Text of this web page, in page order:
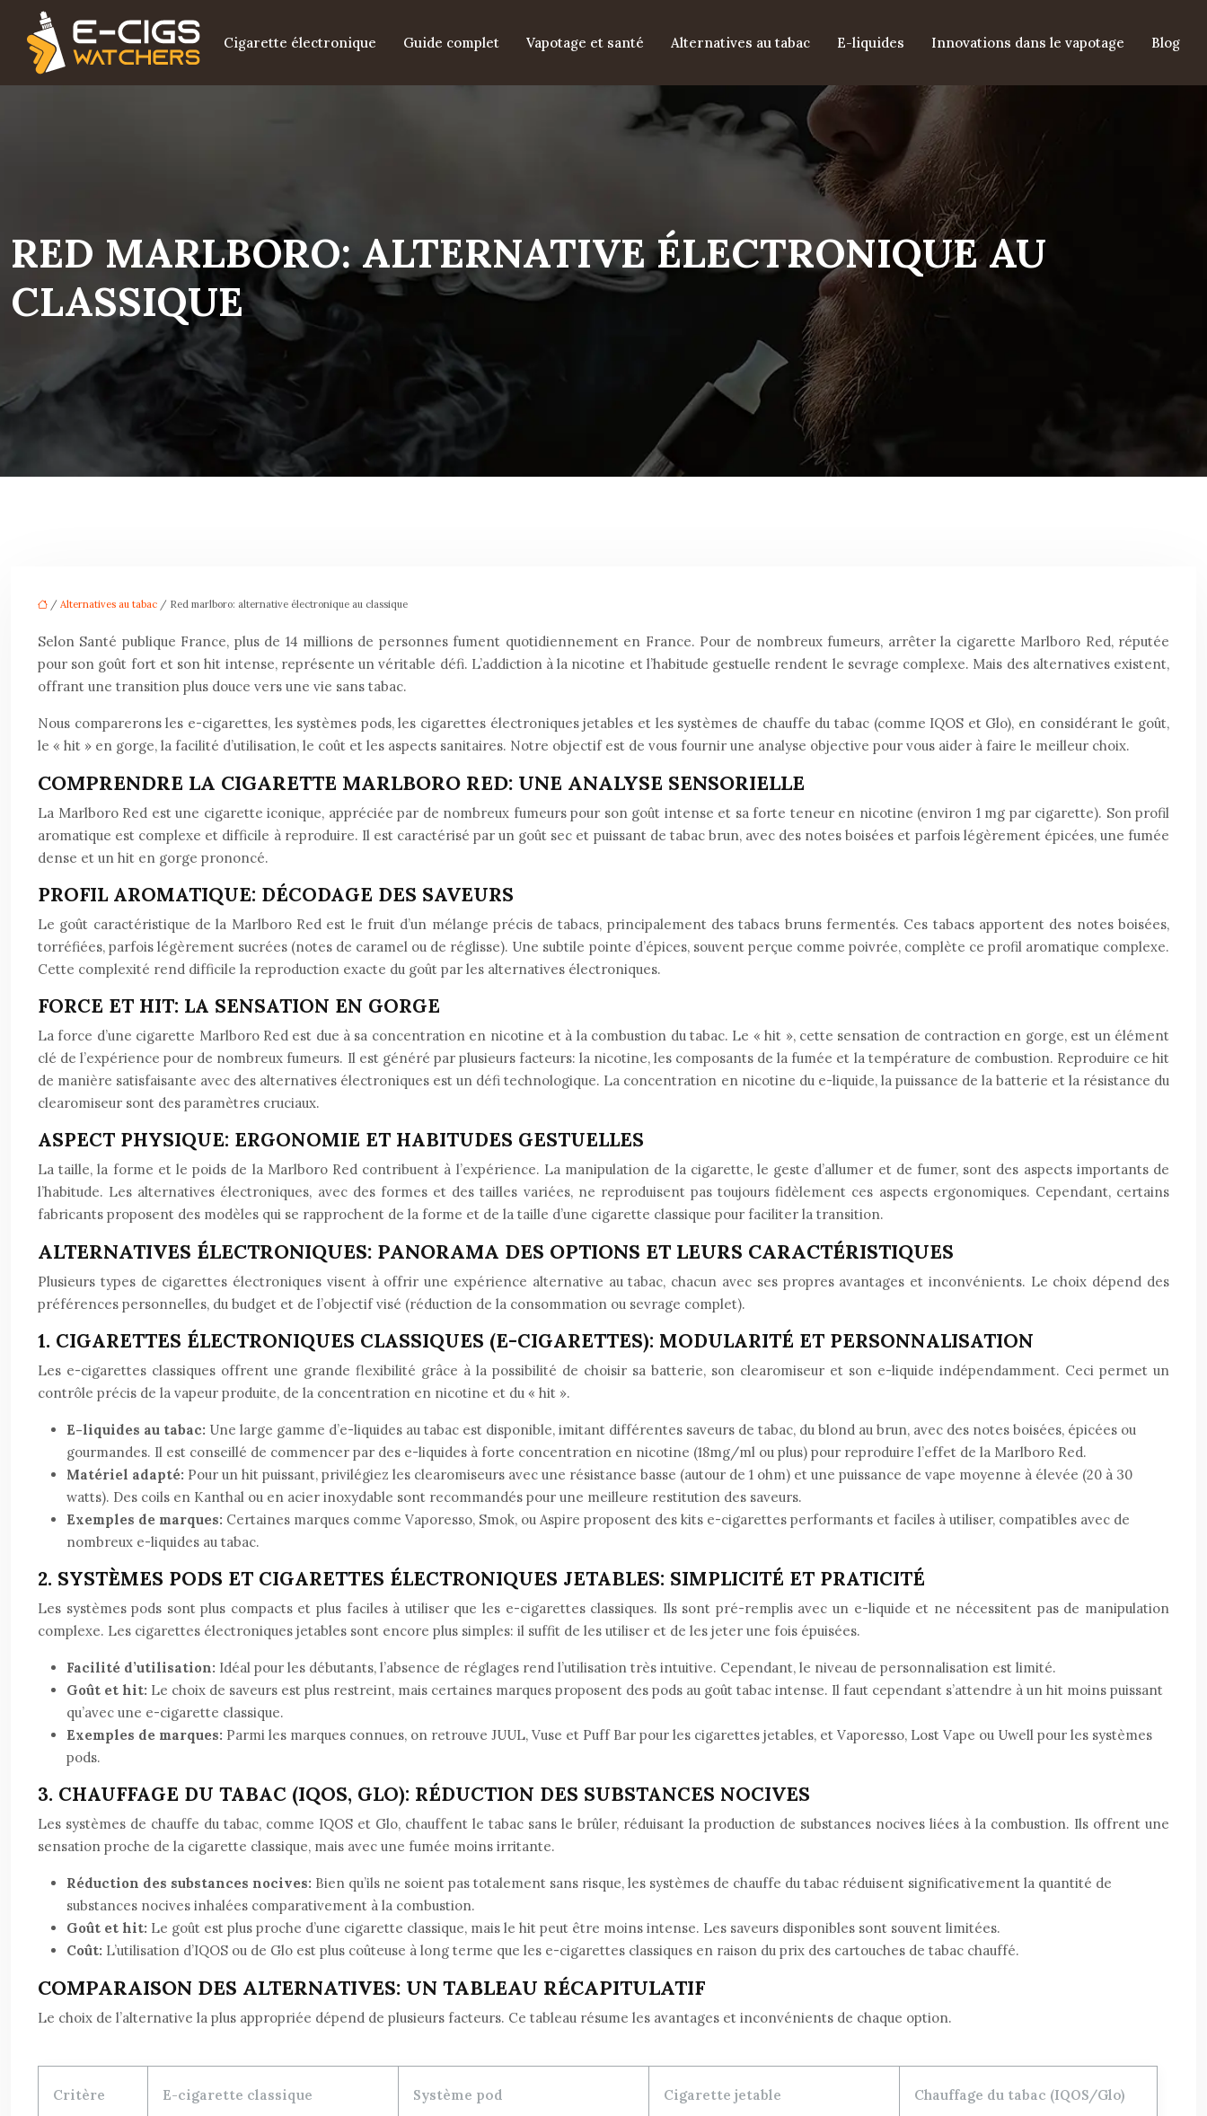
Cigarette électronique Guide complet Vapotage et santé Alternatives au tabac E-liquides Innovations dans le vapotage Blog
RED MARLBORO: ALTERNATIVE ÉLECTRONIQUE AU
CLASSIQUE
/ Alternatives au tabac / Red marlboro: alternative électronique au classique
Selon Santé publique France, plus de 14 millions de personnes fument quotidiennement en France. Pour de nombreux fumeurs, arrêter la cigarette Marlboro Red, réputée
pour son goût fort et son hit intense, représente un véritable défi. L’addiction à la nicotine et l’habitude gestuelle rendent le sevrage complexe. Mais des alternatives existent,
offrant une transition plus douce vers une vie sans tabac.
Nous comparerons les e-cigarettes, les systèmes pods, les cigarettes électroniques jetables et les systèmes de chauffe du tabac (comme IQOS et Glo), en considérant le goût,
le « hit » en gorge, la facilité d’utilisation, le coût et les aspects sanitaires. Notre objectif est de vous fournir une analyse objective pour vous aider à faire le meilleur choix.
COMPRENDRE LA CIGARETTE MARLBORO RED: UNE ANALYSE SENSORIELLE
La Marlboro Red est une cigarette iconique, appréciée par de nombreux fumeurs pour son goût intense et sa forte teneur en nicotine (environ 1 mg par cigarette). Son profil
aromatique est complexe et difficile à reproduire. Il est caractérisé par un goût sec et puissant de tabac brun, avec des notes boisées et parfois légèrement épicées, une fumée
dense et un hit en gorge prononcé.
PROFIL AROMATIQUE: DÉCODAGE DES SAVEURS
Le goût caractéristique de la Marlboro Red est le fruit d’un mélange précis de tabacs, principalement des tabacs bruns fermentés. Ces tabacs apportent des notes boisées,
torréfiées, parfois légèrement sucrées (notes de caramel ou de réglisse). Une subtile pointe d’épices, souvent perçue comme poivrée, complète ce profil aromatique complexe.
Cette complexité rend difficile la reproduction exacte du goût par les alternatives électroniques.
FORCE ET HIT: LA SENSATION EN GORGE
La force d’une cigarette Marlboro Red est due à sa concentration en nicotine et à la combustion du tabac. Le « hit », cette sensation de contraction en gorge, est un élément
clé de l’expérience pour de nombreux fumeurs. Il est généré par plusieurs facteurs: la nicotine, les composants de la fumée et la température de combustion. Reproduire ce hit
de manière satisfaisante avec des alternatives électroniques est un défi technologique. La concentration en nicotine du e-liquide, la puissance de la batterie et la résistance du
clearomiseur sont des paramètres cruciaux.
ASPECT PHYSIQUE: ERGONOMIE ET HABITUDES GESTUELLES
La taille, la forme et le poids de la Marlboro Red contribuent à l’expérience. La manipulation de la cigarette, le geste d’allumer et de fumer, sont des aspects importants de
l’habitude. Les alternatives électroniques, avec des formes et des tailles variées, ne reproduisent pas toujours fidèlement ces aspects ergonomiques. Cependant, certains
fabricants proposent des modèles qui se rapprochent de la forme et de la taille d’une cigarette classique pour faciliter la transition.
ALTERNATIVES ÉLECTRONIQUES: PANORAMA DES OPTIONS ET LEURS CARACTÉRISTIQUES
Plusieurs types de cigarettes électroniques visent à offrir une expérience alternative au tabac, chacun avec ses propres avantages et inconvénients. Le choix dépend des
préférences personnelles, du budget et de l’objectif visé (réduction de la consommation ou sevrage complet).
1. CIGARETTES ÉLECTRONIQUES CLASSIQUES (E-CIGARETTES): MODULARITÉ ET PERSONNALISATION
Les e-cigarettes classiques offrent une grande flexibilité grâce à la possibilité de choisir sa batterie, son clearomiseur et son e-liquide indépendamment. Ceci permet un
contrôle précis de la vapeur produite, de la concentration en nicotine et du « hit ».
E-liquides au tabac: Une large gamme d’e-liquides au tabac est disponible, imitant différentes saveurs de tabac, du blond au brun, avec des notes boisées, épicées ou
gourmandes. Il est conseillé de commencer par des e-liquides à forte concentration en nicotine (18mg/ml ou plus) pour reproduire l’effet de la Marlboro Red.
Matériel adapté: Pour un hit puissant, privilégiez les clearomiseurs avec une résistance basse (autour de 1 ohm) et une puissance de vape moyenne à élevée (20 à 30
watts). Des coils en Kanthal ou en acier inoxydable sont recommandés pour une meilleure restitution des saveurs.
Exemples de marques: Certaines marques comme Vaporesso, Smok, ou Aspire proposent des kits e-cigarettes performants et faciles à utiliser, compatibles avec de
nombreux e-liquides au tabac.
2. SYSTÈMES PODS ET CIGARETTES ÉLECTRONIQUES JETABLES: SIMPLICITÉ ET PRATICITÉ
Les systèmes pods sont plus compacts et plus faciles à utiliser que les e-cigarettes classiques. Ils sont pré-remplis avec un e-liquide et ne nécessitent pas de manipulation
complexe. Les cigarettes électroniques jetables sont encore plus simples: il suffit de les utiliser et de les jeter une fois épuisées.
Facilité d’utilisation: Idéal pour les débutants, l’absence de réglages rend l’utilisation très intuitive. Cependant, le niveau de personnalisation est limité.
Goût et hit: Le choix de saveurs est plus restreint, mais certaines marques proposent des pods au goût tabac intense. Il faut cependant s’attendre à un hit moins puissant
qu’avec une e-cigarette classique.
Exemples de marques: Parmi les marques connues, on retrouve JUUL, Vuse et Puff Bar pour les cigarettes jetables, et Vaporesso, Lost Vape ou Uwell pour les systèmes
pods.
3. CHAUFFAGE DU TABAC (IQOS, GLO): RÉDUCTION DES SUBSTANCES NOCIVES
Les systèmes de chauffe du tabac, comme IQOS et Glo, chauffent le tabac sans le brûler, réduisant la production de substances nocives liées à la combustion. Ils offrent une
sensation proche de la cigarette classique, mais avec une fumée moins irritante.
Réduction des substances nocives: Bien qu’ils ne soient pas totalement sans risque, les systèmes de chauffe du tabac réduisent significativement la quantité de
substances nocives inhalées comparativement à la combustion.
Goût et hit: Le goût est plus proche d’une cigarette classique, mais le hit peut être moins intense. Les saveurs disponibles sont souvent limitées.
Coût: L’utilisation d’IQOS ou de Glo est plus coûteuse à long terme que les e-cigarettes classiques en raison du prix des cartouches de tabac chauffé.
COMPARAISON DES ALTERNATIVES: UN TABLEAU RÉCAPITULATIF
Le choix de l’alternative la plus appropriée dépend de plusieurs facteurs. Ce tableau résume les avantages et inconvénients de chaque option.
Critère E-cigarette classique Système pod Cigarette jetable Chauffage du tabac (IQOS/Glo)